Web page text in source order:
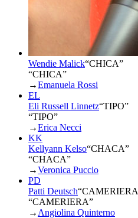
Wendie Malick“CHICA”
“CHICA”
→Emanuela Rossi
EL
Eli Russell Linnetz“TIPO”
“TIPO”
→Erica Necci
KK
Kellyann Kelso“CHACA”
“CHACA”
→Veronica Puccio
PD
Patti Deutsch“CAMERIERA
“CAMERIERA”
→ Angiolina Quinterno